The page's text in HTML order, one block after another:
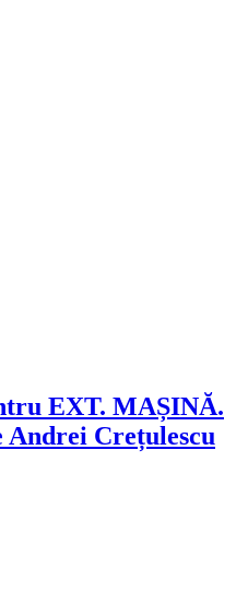
EXT. MAȘINĂ.
Crețulescu